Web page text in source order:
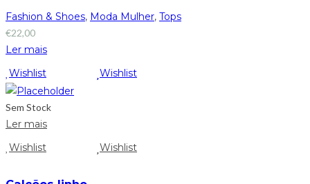
Fashion & Shoes, Moda Mulher, Tops
€22,00
Ler mais
Wishlist
Wishlist
Sem Stock
Ler mais
Wishlist
Wishlist